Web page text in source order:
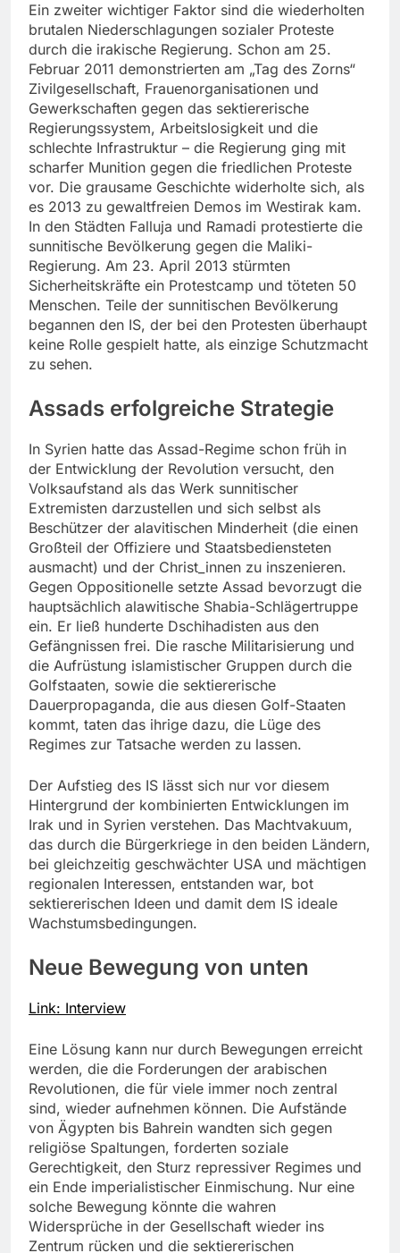
Ein zweiter wichtiger Faktor sind die wiederholten
brutalen Niederschlagungen sozialer Proteste
durch die irakische Regierung. Schon am 25.
Februar 2011 demonstrierten am „Tag des Zorns“
Zivilgesellschaft, Frauenorganisationen und
Gewerkschaften gegen das sektiererische
Regierungssystem, Arbeitslosigkeit und die
schlechte Infrastruktur – die Regierung ging mit
scharfer Munition gegen die friedlichen Proteste
vor. Die grausame Geschichte widerholte sich, als
es 2013 zu gewaltfreien Demos im Westirak kam.
In den Städten Falluja und Ramadi protestierte die
sunnitische Bevölkerung gegen die Maliki-
Regierung. Am 23. April 2013 stürmten
Sicherheitskräfte ein Protestcamp und töteten 50
Menschen. Teile der sunnitischen Bevölkerung
begannen den IS, der bei den Protesten überhaupt
keine Rolle gespielt hatte, als einzige Schutzmacht
zu sehen.
Assads erfolgreiche Strategie
In Syrien hatte das Assad-Regime schon früh in
der Entwicklung der Revolution versucht, den
Volksaufstand als das Werk sunnitischer
Extremisten darzustellen und sich selbst als
Beschützer der alavitischen Minderheit (die einen
Großteil der Offiziere und Staatsbediensteten
ausmacht) und der Christ_innen zu inszenieren.
Gegen Oppositionelle setzte Assad bevorzugt die
hauptsächlich alawitische Shabia-Schlägertruppe
ein. Er ließ hunderte Dschihadisten aus den
Gefängnissen frei. Die rasche Militarisierung und
die Aufrüstung islamistischer Gruppen durch die
Golfstaaten, sowie die sektiererische
Dauerpropaganda, die aus diesen Golf-Staaten
kommt, taten das ihrige dazu, die Lüge des
Regimes zur Tatsache werden zu lassen.
Der Aufstieg des IS lässt sich nur vor diesem
Hintergrund der kombinierten Entwicklungen im
Irak und in Syrien verstehen. Das Machtvakuum,
das durch die Bürgerkriege in den beiden Ländern,
bei gleichzeitig geschwächter USA und mächtigen
regionalen Interessen, entstanden war, bot
sektiererischen Ideen und damit dem IS ideale
Wachstumsbedingungen.
Neue Bewegung von unten
Link: Interview
Eine Lösung kann nur durch Bewegungen erreicht
werden, die die Forderungen der arabischen
Revolutionen, die für viele immer noch zentral
sind, wieder aufnehmen können. Die Aufstände
von Ägypten bis Bahrein wandten sich gegen
religiöse Spaltungen, forderten soziale
Gerechtigkeit, den Sturz repressiver Regimes und
ein Ende imperialistischer Einmischung. Nur eine
solche Bewegung könnte die wahren
Widersprüche in der Gesellschaft wieder ins
Zentrum rücken und die sektiererischen